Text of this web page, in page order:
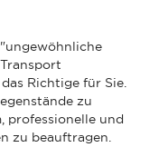
Richtige für Sie.
zu
professionelle und
zu beauftragen.